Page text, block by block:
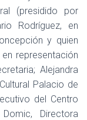
(presidido por
Rodríguez, en
y quien
representación
Alejandra
Palacio de
del Centro
Directora